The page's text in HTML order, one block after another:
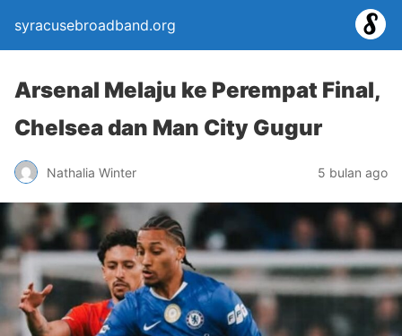
syracusebroadband.org
Arsenal Melaju ke Perempat Final,
Chelsea dan Man City Gugur
Nathalia Winter 5 bulan ago